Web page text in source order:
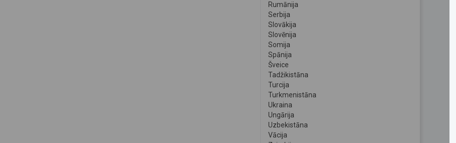
Rumānija
Serbija
Slovākija
Slovēnija
Somija
Spānija
Šveice
Tadžikistāna
Turcija
Turkmenistāna
Ukraina
Ungārija
Uzbekistāna
Vācija